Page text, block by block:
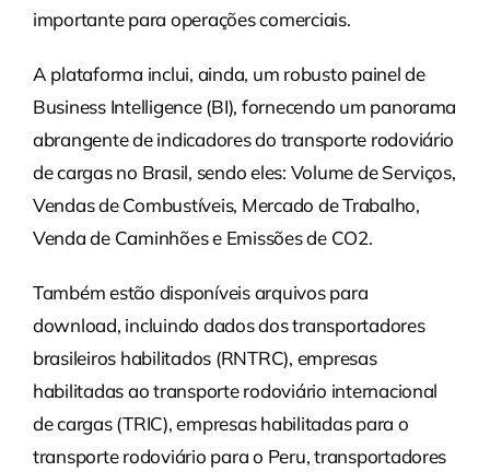
importante para operações comerciais.
A plataforma inclui, ainda, um robusto painel de
Business Intelligence (BI), fornecendo um panorama
abrangente de indicadores do transporte rodoviário
de cargas no Brasil, sendo eles: Volume de Serviços,
Vendas de Combustíveis, Mercado de Trabalho,
Venda de Caminhões e Emissões de CO2.
Também estão disponíveis arquivos para
download, incluindo dados dos transportadores
brasileiros habilitados (RNTRC), empresas
habilitadas ao transporte rodoviário internacional
de cargas (TRIC), empresas habilitadas para o
transporte rodoviário para o Peru, transportadores